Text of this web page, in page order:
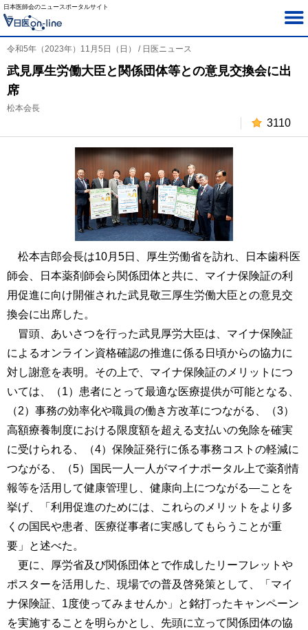
日本医師会のニュースポータルサイト
令和5年（2023年）11月5日（日） / 日医ニュース
武見厚生労働大臣と関係団体等との意見交換会に出
席
松本会長
3110
松本吉郎会長は10月5日、厚生労働省を訪れ、日本歯科医
師会、日本薬剤師会ら関係団体と共に、マイナ保険証の利
用促進に向け開催された武見敬三厚生労働大臣との意見交
換会に出席した。
冒頭、あいさつを行った武見厚労大臣は、マイナ保険証
によるオンライン資格確認の推進に係る日頃からの協力に
対し謝意を表明。その上で、マイナ保険証のメリットにつ
いては、（1）患者にとって最適な医療提供が可能となる、
（2）事務の効率化や職員の働き方改革につながる、（3）
高額療養制度における限度額を超える支払いの免除を確実
に受けられる、（4）保険証発行に係る事務コストの軽減に
つながる、（5）国民一人一人がマイナポータル上で薬剤情
報等を活用して健康管理し、健康向上につながる―ことを
挙げ、「利用促進のためには、これらのメリットをより多
くの国民や患者、医療従事者に実感してもらうことが重
要」と述べた。
更に、厚労省及び関係団体とで作成したリーフレットや
ポスターを活用した、現場での普及啓発策として、「マイ
ナ保険証、1度使ってみませんか」と銘打ったキャンペーン
を実施することを明らかとし、先頭に立って関係団体の協